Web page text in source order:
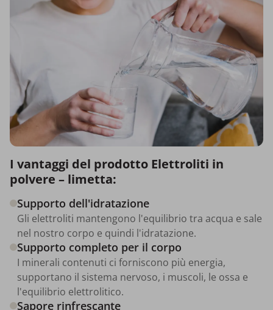
I vantaggi del prodotto Elettroliti in
polvere – limetta:
Supporto dell'idratazione
Gli elettroliti mantengono l'equilibrio tra acqua e sale
nel nostro corpo e quindi l'idratazione.
Supporto completo per il corpo
I minerali contenuti ci forniscono più energia,
supportano il sistema nervoso, i muscoli, le ossa e
l'equilibrio elettrolitico.
Sapore rinfrescante